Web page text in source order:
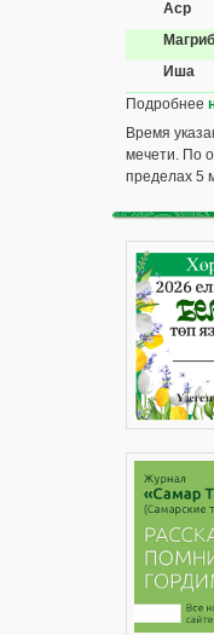
Аср
Магриб
Иша
Подробнее
Время
мечети. По
пределах 5